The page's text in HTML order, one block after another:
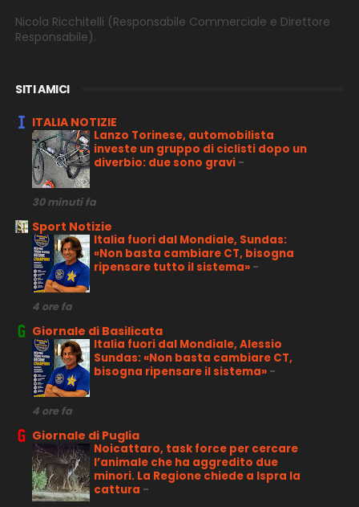
Nicola Ricchitelli (Responsabile Commerciale e Direttore
Responsabile).
SITI AMICI
ITALIA NOTIZIE
Lanzo Torinese, automobilista
investe un gruppo di ciclisti dopo un
diverbio: due sono gravi -
30 minuti fa
Sport Notizie
Italia fuori dal Mondiale, Sundas:
«Non basta cambiare CT, bisogna
ripensare tutto il sistema» -
4 ore fa
Giornale di Basilicata
Italia fuori dal Mondiale, Alessio
Sundas: «Non basta cambiare CT,
bisogna ripensare il sistema» -
4 ore fa
Giornale di Puglia
Noicattaro, task force per cercare
l’animale che ha aggredito due
minori. La Regione chiede a Ispra la
cattura -